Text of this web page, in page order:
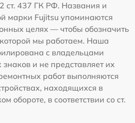
ст. 437 ГК РФ. Названия и
марки Fujitsu упоминаются
целях — чтобы обозначить
мы работаем. Наша
с владельцами
и не представляет их
работ выполняются
находящихся в
обороте, в соответствии со ст.